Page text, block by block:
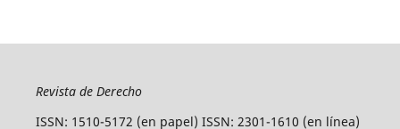
Revista de Derecho
ISSN: 1510-5172 (en papel) ISSN: 2301-1610 (en línea)